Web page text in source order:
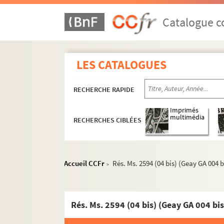
Catalogue
LES CATALOGUES
RECHERCHE RAPIDE
RECHERCHES CIBLÉES
Imprimés
multimédia
Accueil CCFr > Rés. Ms. 2594 (04 bis) (Geay GA
A - Dossier biographique
C - Enseignements, conférences,
E - Correspondance
F - Réception de l'œuvre de Jean-Pierre Geay